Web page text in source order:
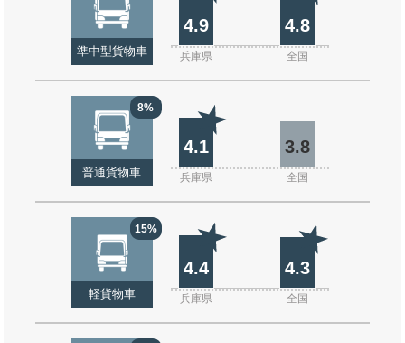
準中型貨物車
4.9 4.8
兵庫県 全国
8%
普通貨物車
4.1 3.8
兵庫県 全国
15%
軽貨物車
4.4 4.3
兵庫県 全国